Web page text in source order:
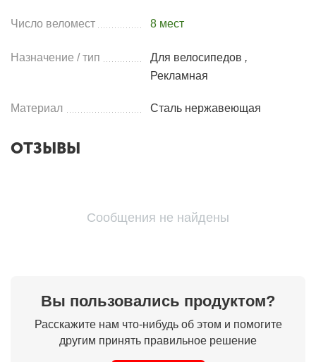
Число веломест 8 мест
Назначение / тип Для велосипедов ,
Рекламная
Материал Сталь нержавеющая
ОТЗЫВЫ
Сообщения не найдены
Вы пользовались продуктом?
Расскажите нам что-нибудь об этом и помогите
другим принять правильное решение